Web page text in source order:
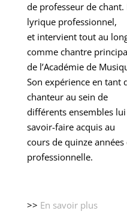
de professeur de
lyrique professionnel,
et intervient tout au
comme chantre
de l’Académie de
Son expérience en tant
chanteur au sein de
différents ensembles
savoir-faire acquis au
cours de quinze
professionnelle.
>> En savoir plus